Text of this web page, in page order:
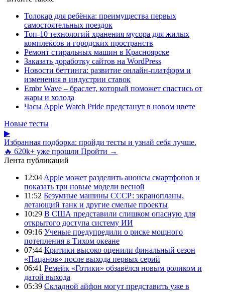
Толокар для ребёнка: преимущества первых
самостоятельных поездок
Топ-10 технологий хранения мусора для жилых
комплексов и городских пространств
Ремонт стиральных машин в Красноярске
Заказать доработку сайтов на WordPress
Новости беттинга: развитие онлайн-платформ и
изменения в индустрии ставок
Embr Wave – браслет, который поможет спастись от
жары и холода
Часы Apple Watch Pride предстанут в новом цвете
Новые тесты
▶
Избранная подборка: пройди тесты и узнай себя лучше.
🔥 620k+ уже прошли Пройти →
Лента публикаций
12:04 Apple может разделить анонсы смартфонов и
показать три новые модели весной
11:52 Безумные машины СССР: экранопланы,
летающий танк и другие смелые проекты
10:29 В США представили слишком опасную для
открытого доступа систему ИИ
09:16 Ученые предупредили о риске мощного
потепления в Тихом океане
07:44 Критики высоко оценили финальный сезон
«Пацанов» после выхода первых серий
06:41 Ремейк «Готики» обзавёлся новым роликом и
датой выхода
05:39 Складной айфон могут представить уже в